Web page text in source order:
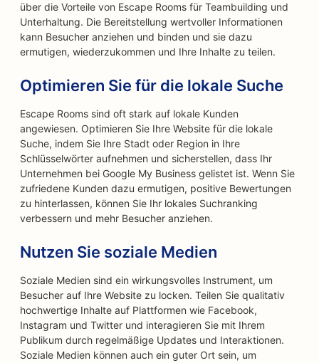
über die Vorteile von Escape Rooms für Teambuilding und
Unterhaltung. Die Bereitstellung wertvoller Informationen
kann Besucher anziehen und binden und sie dazu
ermutigen, wiederzukommen und Ihre Inhalte zu teilen.
Optimieren Sie für die lokale Suche
Escape Rooms sind oft stark auf lokale Kunden
angewiesen. Optimieren Sie Ihre Website für die lokale
Suche, indem Sie Ihre Stadt oder Region in Ihre
Schlüsselwörter aufnehmen und sicherstellen, dass Ihr
Unternehmen bei Google My Business gelistet ist. Wenn Sie
zufriedene Kunden dazu ermutigen, positive Bewertungen
zu hinterlassen, können Sie Ihr lokales Suchranking
verbessern und mehr Besucher anziehen.
Nutzen Sie soziale Medien
Soziale Medien sind ein wirkungsvolles Instrument, um
Besucher auf Ihre Website zu locken. Teilen Sie qualitativ
hochwertige Inhalte auf Plattformen wie Facebook,
Instagram und Twitter und interagieren Sie mit Ihrem
Publikum durch regelmäßige Updates und Interaktionen.
Soziale Medien können auch ein guter Ort sein, um